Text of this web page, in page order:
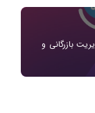
بازرگانی و